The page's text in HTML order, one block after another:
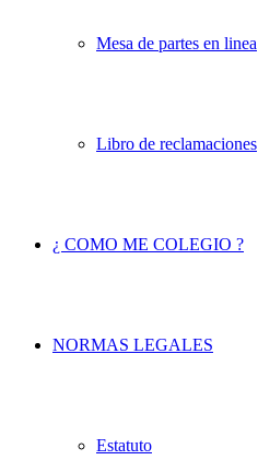
Mesa de partes en linea
Libro de reclamaciones
¿ COMO ME COLEGIO ?
NORMAS LEGALES
Estatuto